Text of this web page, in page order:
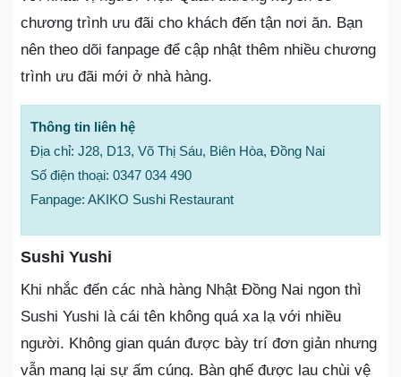
chương trình ưu đãi cho khách đến tận nơi ăn. Bạn
nên theo dõi fanpage để cập nhật thêm nhiều chương
trình ưu đãi mới ở nhà hàng.
Thông tin liên hệ
Địa chỉ: J28, D13, Võ Thị Sáu, Biên Hòa, Đồng Nai
Số điện thoại: 0347 034 490
Fanpage: AKIKO Sushi Restaurant
Sushi Yushi
Khi nhắc đến các nhà hàng Nhật Đồng Nai ngon thì
Sushi Yushi là cái tên không quá xa lạ với nhiều
người. Không gian quán được bày trí đơn giản nhưng
vẫn mang lại sự ấm cúng. Bàn ghế được lau chùi vệ